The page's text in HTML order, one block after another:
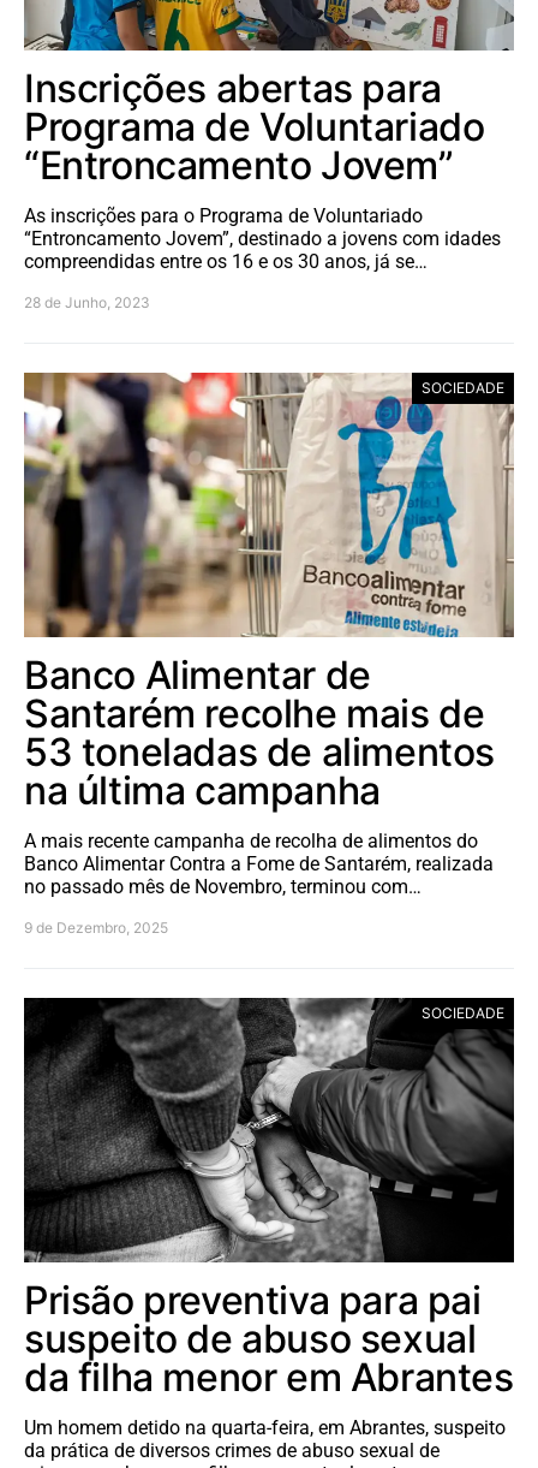
Inscrições abertas para
Programa de Voluntariado
“Entroncamento Jovem”
As inscrições para o Programa de Voluntariado
“Entroncamento Jovem”, destinado a jovens com idades
compreendidas entre os 16 e os 30 anos, já se…
28 de Junho, 2023
SOCIEDADE
Banco Alimentar de
Santarém recolhe mais de
53 toneladas de alimentos
na última campanha
A mais recente campanha de recolha de alimentos do
Banco Alimentar Contra a Fome de Santarém, realizada
no passado mês de Novembro, terminou com…
9 de Dezembro, 2025
SOCIEDADE
Prisão preventiva para pai
suspeito de abuso sexual
da filha menor em Abrantes
Um homem detido na quarta-feira, em Abrantes, suspeito
da prática de diversos crimes de abuso sexual de